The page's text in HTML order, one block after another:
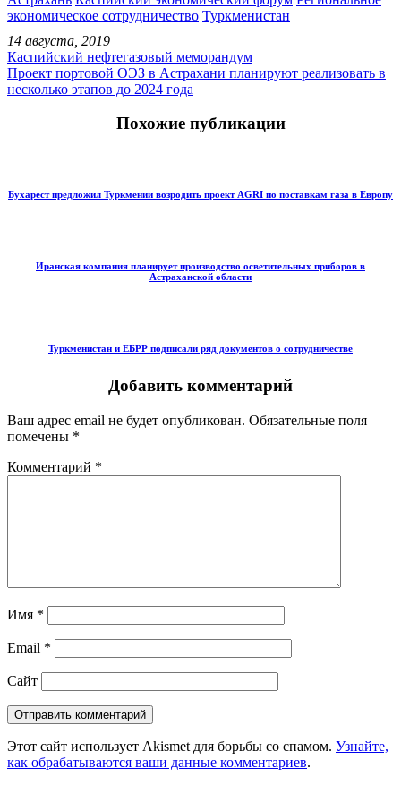
экономическое сотрудничество Туркменистан
14 августа, 2019
Каспийский нефтегазовый меморандум
Проект портовой ОЭЗ в Астрахани планируют реализовать в
несколько этапов до 2024 года
Похожие публикации
Бухарест предложил Туркмении возродить проект AGRI по поставкам газа в Европу
Иранская компания планирует производство осветительных приборов в
Астраханской области
Туркменистан и ЕБРР подписали ряд документов о сотрудничестве
Добавить комментарий
Ваш адрес email не будет опубликован. Обязательные поля
помечены *
Комментарий *
Имя *
Email *
Сайт
Этот сайт использует Akismet для борьбы со спамом. Узнайте,
как обрабатываются ваши данные комментариев.